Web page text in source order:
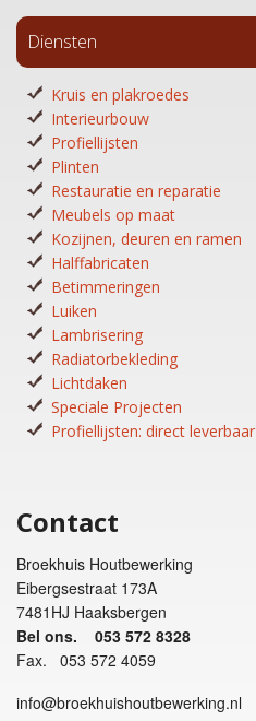
Diensten
Kruis en plakroedes
Interieurbouw
Profiellijsten
Plinten
Restauratie en reparatie
Meubels op maat
Kozijnen, deuren en ramen
Halffabricaten
Betimmeringen
Luiken
Lambrisering
Radiatorbekleding
Lichtdaken
Speciale Projecten
Profiellijsten: direct leverbaar
Contact
Broekhuis Houtbewerking
Eibergsestraat 173A
7481HJ Haaksbergen
Bel ons. 053 572 8328
Fax. 053 572 4059
info@broekhuishoutbewerking.nl